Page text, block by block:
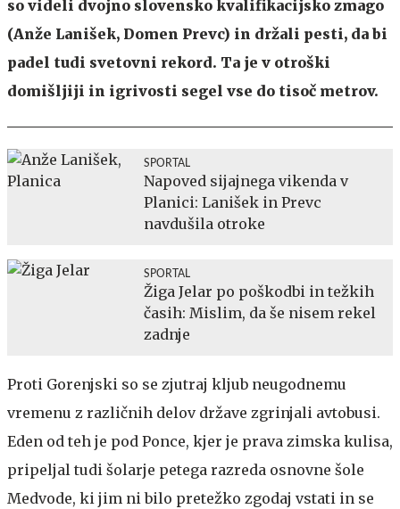
so videli dvojno slovensko kvalifikacijsko zmago
(Anže Lanišek, Domen Prevc) in držali pesti, da bi
padel tudi svetovni rekord. Ta je v otroški
domišljiji in igrivosti segel vse do tisoč metrov.
SPORTAL
Napoved sijajnega vikenda v
Planici: Lanišek in Prevc
navdušila otroke
SPORTAL
Žiga Jelar po poškodbi in težkih
časih: Mislim, da še nisem rekel
zadnje
Proti Gorenjski so se zjutraj kljub neugodnemu
vremenu z različnih delov države zgrinjali avtobusi.
Eden od teh je pod Ponce, kjer je prava zimska kulisa,
pripeljal tudi šolarje petega razreda osnovne šole
Medvode, ki jim ni bilo pretežko zgodaj vstati in se